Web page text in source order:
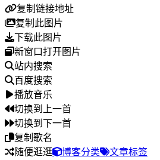
复制链接地址
复制此图片
下载此图片
新窗口打开图片
站内搜索
百度搜索
播放音乐
切换到上一首
切换到下一首
复制歌名
随便逛逛
博客分类
文章标签